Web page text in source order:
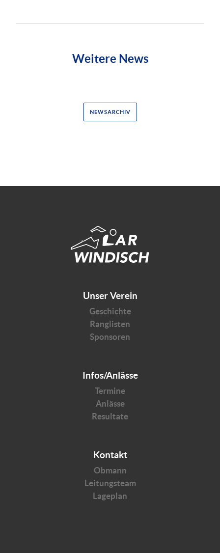
Weitere News
NEWSARCHIV
Unser Verein
Geschichte
Ranglisten
Sponsoren
Infos/Anlässe
Termine
Anlässe
Resultate
Kontakt
Obmann
Leitungsteam
Lageplan